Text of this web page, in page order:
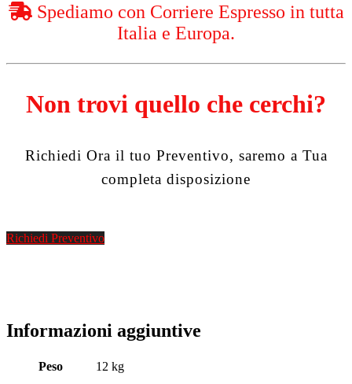
Spediamo con Corriere Espresso in tutta
Italia e Europa.
Non trovi quello che cerchi?
Richiedi Ora il tuo Preventivo, saremo a Tua
completa disposizione
Richiedi Preventivo
Informazioni aggiuntive
Peso 12 kg